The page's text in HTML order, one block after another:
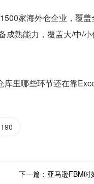
家海外仓企业，覆
熟能力，覆盖大/中/
库里哪些环节还在靠
190